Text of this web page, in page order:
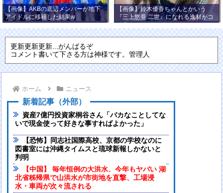
【画像】AKBの底辺メンバーが地下
アイドルに移籍した結果w
【画像】鈴木優香ちゃんとかいう
『三上悠亜 二世』になれる逸材がコ
チラ
更新更新更新...がんばるぞ
コメント書いて下さる方は神様です。管理人
ホーム ニュース
新着記事（外部）
資産7億円投資家桐谷さん「バカなことしてな
いで現金使って好きな事すればよかった」
【恐怖】同志社国際高校、京都の学校なのに
図書室には沖縄タイムスと琉球新報しかないと
判明
【中国】 毎年恒例の大洪水、今年もヤバい 湖
北省秭帰県で山洪水が市街地を直撃、工場浸
水・車両が次々流される